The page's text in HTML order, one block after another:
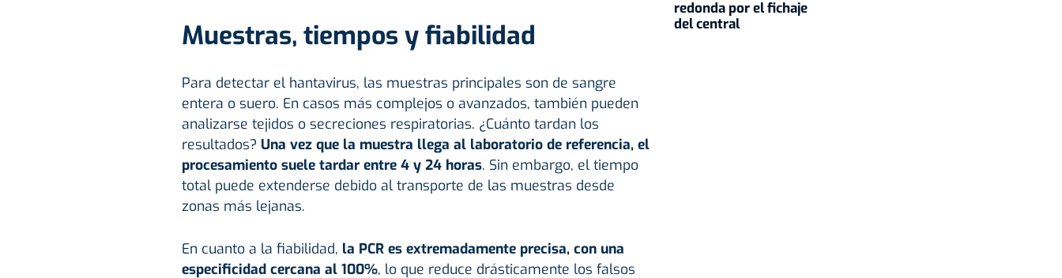
Muestras, tiempos y fiabilidad
Para detectar el hantavirus, las muestras principales son de sangre
entera o suero. En casos más complejos o avanzados, también pueden
analizarse tejidos o secreciones respiratorias. ¿Cuánto tardan los
resultados? Una vez que la muestra llega al laboratorio de referencia, el
procesamiento suele tardar entre 4 y 24 horas. Sin embargo, el tiempo
total puede extenderse debido al transporte de las muestras desde
zonas más lejanas.
En cuanto a la fiabilidad, la PCR es extremadamente precisa, con una
especificidad cercana al 100%, lo que reduce drásticamente los falsos
redonda por el fichaje
del central